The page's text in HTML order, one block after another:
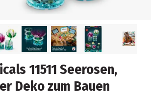
11511 Seerosen,
Deko zum Bauen